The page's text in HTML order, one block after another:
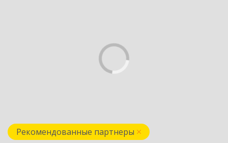
Рекомендованные партнеры